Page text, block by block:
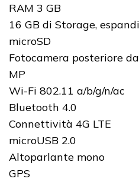
RAM 3 GB
16 GB di Storage,
microSD
Fotocamera posteriore
MP
Wi-Fi 802.11 a/b/g/n/ac
Bluetooth 4.0
Connettività 4G LTE
microUSB 2.0
Altoparlante mono
GPS